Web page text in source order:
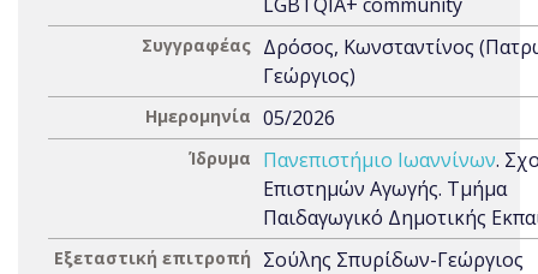
Συγγραφέας Δρόσος, Κωνσταντίνος
Γεώργιος)
Ημερομηνία 05/2026
Ίδρυμα Πανεπιστήμιο Ιωαννίνων.
Επιστημών Αγωγής. Τμήμα
Παιδαγωγικό Δημοτικής
Εξεταστική επιτροπή
Σούλης Σπυρίδων-Γεώργιος